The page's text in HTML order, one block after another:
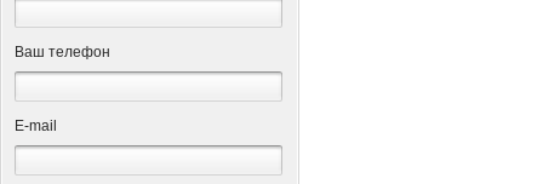
Ваш телефон
Е-mail